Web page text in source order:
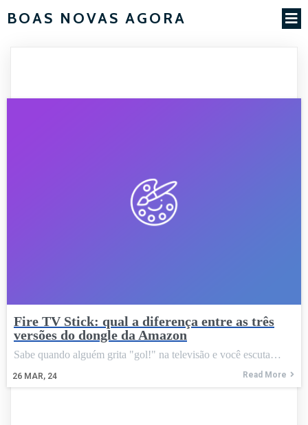
BOAS NOVAS AGORA
Fire TV Stick: qual a diferença entre as três
versões do dongle da Amazon
26 MAR, 24
Sabe quando alguém grita "gol!" na televisão e você escuta…
Read More